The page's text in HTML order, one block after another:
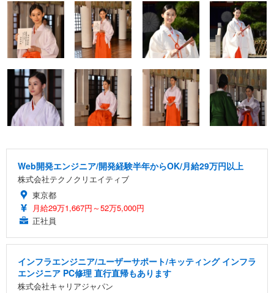
Web開発エンジニア/開発経験半年からOK/月給29万円以上
株式会社テクノクリエイティブ
東京都
月給29万1,667円～52万5,000円
正社員
インフラエンジニア/ユーザーサポート/キッティング インフラ
エンジニア PC修理 直行直帰もあります
株式会社キャリアジャパン